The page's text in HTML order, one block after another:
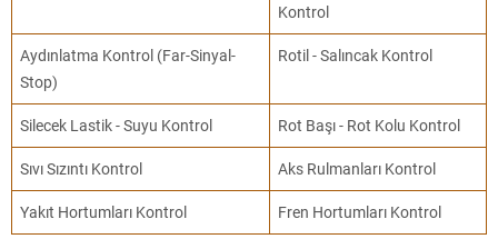
Kontrol
Aydınlatma Kontrol (Far-Sinyal-
Stop)
Rotil - Salıncak Kontrol
Silecek Lastik - Suyu Kontrol Rot Başı - Rot Kolu Kontrol
Sıvı Sızıntı Kontrol Aks Rulmanları Kontrol
Yakıt Hortumları Kontrol Fren Hortumları Kontrol